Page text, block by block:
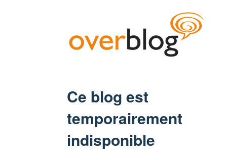
Ce blog est
temporairement
indisponible